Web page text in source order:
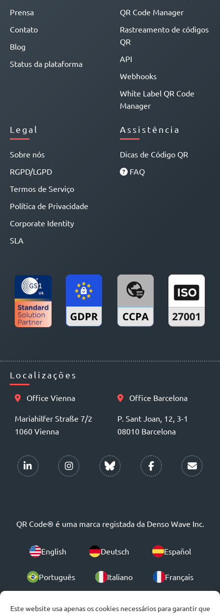
Prensa
Contato
Blog
Status da plataforma
QR Code Manager
Rastreamento de códigos
QR
API
Webhooks
White Label QR Code
Manager
Legal
Sobre nós
RGPD/LGPD
Termos de Serviço
Política de Privacidade
Corporate Identity
SLA
Assistência
Dicas de Código QR
FAQ
Localizações
Office Vienna
Mariahilfer Straße 7/2
1060 Vienna
Office Barcelona
P. Sant Joan, 12, 3-1
08010 Barcelona
QR Code® é uma marca registada da Denso Wave Inc.
English Deutsch Español
Português Italiano Français
Este website usa apenas os cookies necessários para garantir que